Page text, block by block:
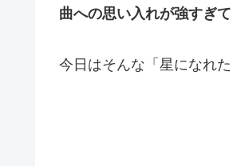
曲への思い入れが強すぎて
今日はそんな「星になれた